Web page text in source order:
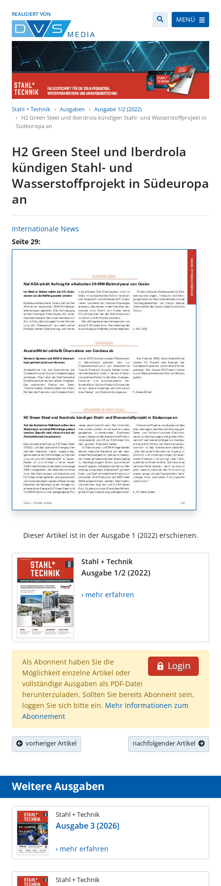
REALISIERT VON
MENÜ
Stahl + Technik Ausgaben
Ausgabe 1/2 (2022)
H2 Green Steel und Iberdrola kündigen Stahl- und Wasserstoffprojekt in
Südeuropa an
H2 Green Steel und Iberdrola
kündigen Stahl- und
Wasserstoffprojekt in Südeuropa
an
Internationale News
Seite 29:
Dieser Artikel ist in der Ausgabe 1 (2022) erschienen.
Stahl + Technik
Ausgabe 1/2 (2022)
› mehr erfahren
Login
Als Abonnent haben Sie die
Möglichkeit einzelne Artikel oder
vollständige Ausgaben als PDF-Datei
herunterzuladen. Sollten Sie bereits Abonnent sein,
loggen Sie sich bitte ein. Mehr Informationen zum
Abonnement
vorheriger Artikel nachfolgender Artikel
Weitere Ausgaben
Stahl + Technik
Ausgabe 3 (2026)
› mehr erfahren
Stahl + Technik